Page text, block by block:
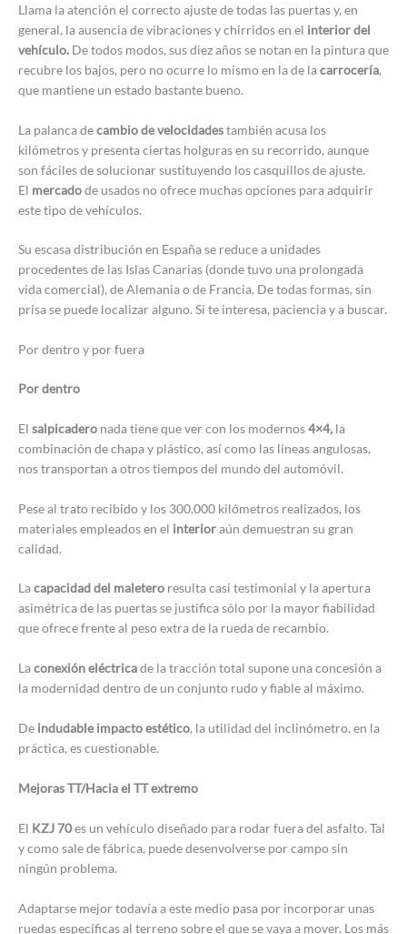
Llama la atención el correcto ajuste de todas las puertas y, en
general, la ausencia de vibraciones y chirridos en el interior del
vehículo. De todos modos, sus diez años se notan en la pintura que
recubre los bajos, pero no ocurre lo mismo en la de lacarrocería,
que mantiene un estado bastante bueno.
La palanca decambio de velocidadestambién acusa los
kilómetros y presenta ciertas holguras en su recorrido, aunque
son fáciles de solucionar sustituyendo los casquillos de ajuste.
El mercadode usados no ofrece muchas opciones para adquirir
este tipo de vehículos.
Su escasa distribución en España se reduce a unidades
procedentes de las Islas Canarias (donde tuvo una prolongada
vida comercial), de Alemania o de Francia. De todas formas, sin
prisa se puede localizar alguno. Si te interesa, paciencia y a buscar.
Por dentro y por fuera
Por dentro
El salpicadero nada tiene que ver con los modernos4×4, la
combinación de chapa y plástico, así como las líneas angulosas,
nos transportan a otros tiempos del mundo del automóvil.
Pese al trato recibido y los 300.000 kilómetros realizados, los
materiales empleados en el interioraún demuestran su gran
calidad.
Lacapacidad del maletero resulta casi testimonial y la apertura
asimétrica de las puertas se justifica sólo por la mayor fiabilidad
que ofrece frente al peso extra de la rueda de recambio.
Laconexión eléctricade la tracción total supone una concesión a
la modernidad dentro de un conjunto rudo y fiable al máximo.
De indudable impacto estético, la utilidad del inclinómetro, en la
práctica, es cuestionable.
Mejoras TT/Hacia el TT extremo
El KZJ 70es un vehículo diseñado para rodar fuera del asfalto. Tal
y como sale de fábrica, puede desenvolverse por campo sin
ningún problema.
Adaptarse mejor todavía a este medio pasa por incorporar unas
ruedas específicas al terreno sobre el que se vaya a mover. Los más